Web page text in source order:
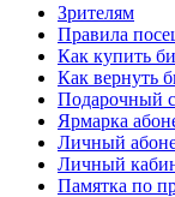
Зрителям
Правила
Как купить
Как вернуть
Подарочный
Ярмарка
Личный
Личный
Памятка по